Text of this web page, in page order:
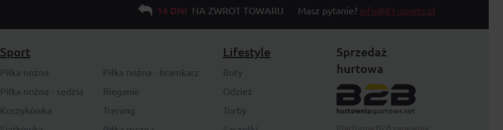
14 DNI NA ZWROT TOWARU Masz pytanie? info@81-sports.pl
Sport
Piłka nożna
Piłka nożna - bramkarz
Piłka nożna - sędzia
Bieganie
Koszykówka
Trening
Lifestyle
Buty
Odzież
Torby
Sprzedaż
hurtowa